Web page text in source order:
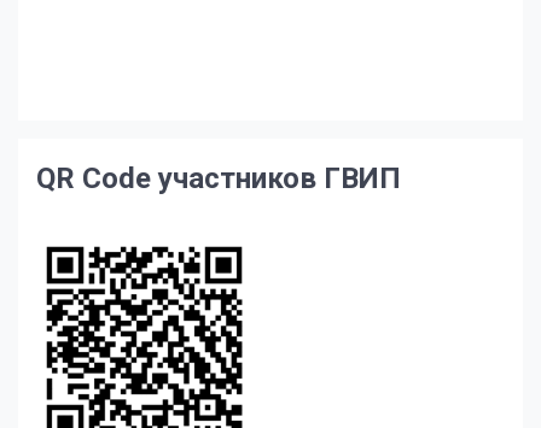
QR Code участников ГВИП